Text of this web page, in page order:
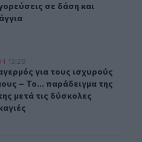
σε δάση και
ανέμους – Το...
13:28
για τους ισχυρούς
για τους ισχυρούς
– Το... παράδειγμα της
μετά τις δύσκολες